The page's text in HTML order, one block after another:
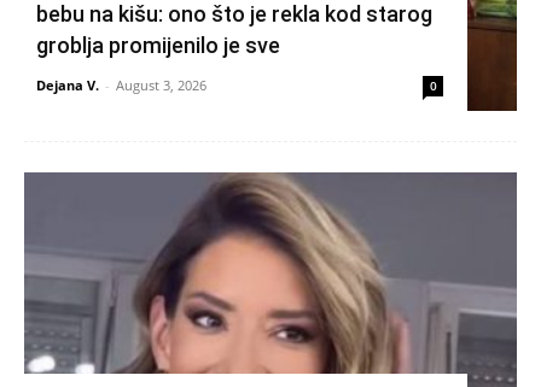
bebu na kišu: ono što je rekla kod starog
groblja promijenilo je sve
Dejana V. - August 3, 2026 0